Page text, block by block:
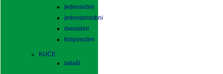
jednosobni
jednoiposobni
dvosobni
troiposobni
KUĆE
salaši